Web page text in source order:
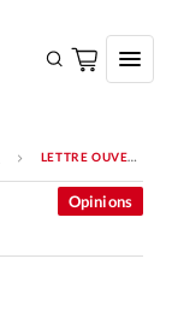
LETTRE OUVERTE À FRÈRE ALOIS, PRIEUR DE TAIZÉ
Opinions